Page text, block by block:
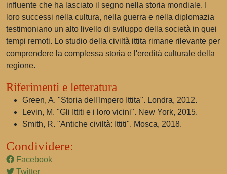
influente che ha lasciato il segno nella storia mondiale. I
loro successi nella cultura, nella guerra e nella diplomazia
testimoniano un alto livello di sviluppo della società in quei
tempi remoti. Lo studio della civiltà ittita rimane rilevante per
comprendere la complessa storia e l'eredità culturale della
regione.
Riferimenti e letteratura
Green, A. "Storia dell'Impero Ittita". Londra, 2012.
Levin, M. "Gli Ittiti e i loro vicini". New York, 2015.
Smith, R. "Antiche civiltà: Ittiti". Mosca, 2018.
Condividere:
Facebook
Twitter